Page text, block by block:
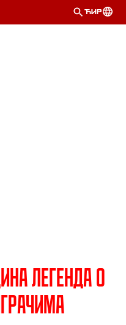
ЋИР
легенда о